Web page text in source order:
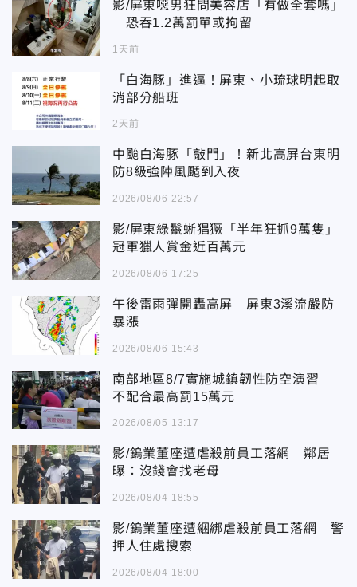
影/屏東噁男狂問美容店「有做全套嗎」
恐吞1.2萬罰單或拘留
1天前
「白海豚」進逼！屏東、小琉球明起取
消部分船班
2天前
中颱白海豚「敲門」！新北高屏台東明
防8級強陣風颳到入夜
2026/08/06 22:57
影/屏東綠鬣蜥猖獗「半年狂抓9萬隻」
冠軍獵人賞金近百萬元
2026/08/06 17:25
午後雷雨彈開轟高屏 屏東3溪流嚴防
暴漲
2026/08/06 15:43
南部地區8/7實施城鎮韌性防空演習
不配合最高罰15萬元
2026/08/05 13:17
影/鎢業董座遭虐殺前員工落網 鄰居
曝：沒錢會找老母
2026/08/04 18:55
影/鎢業董座遭綑綁虐殺前員工落網 警
押人住處搜索
2026/08/04 18:00